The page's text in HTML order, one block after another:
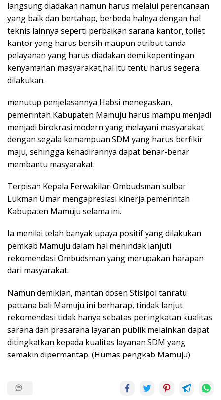
langsung diadakan namun harus melalui perencanaan
yang baik dan bertahap, berbeda halnya dengan hal
teknis lainnya seperti perbaikan sarana kantor, toilet
kantor yang harus bersih maupun atribut tanda
pelayanan yang harus diadakan demi kepentingan
kenyamanan masyarakat,hal itu tentu harus segera
dilakukan.
menutup penjelasannya Habsi menegaskan,
pemerintah Kabupaten Mamuju harus mampu menjadi
menjadi birokrasi modern yang melayani masyarakat
dengan segala kemampuan SDM yang harus berfikir
maju, sehingga kehadirannya dapat benar-benar
membantu masyarakat.
Terpisah Kepala Perwakilan Ombudsman sulbar
Lukman Umar mengapresiasi kinerja pemerintah
Kabupaten Mamuju selama ini.
Ia menilai telah banyak upaya positif yang dilakukan
pemkab Mamuju dalam hal menindak lanjuti
rekomendasi Ombudsman yang merupakan harapan
dari masyarakat.
Namun demikian, mantan dosen Stisipol tanratu
pattana bali Mamuju ini berharap, tindak lanjut
rekomendasi tidak hanya sebatas peningkatan kualitas
sarana dan prasarana layanan publik melainkan dapat
ditingkatkan kepada kualitas layanan SDM yang
semakin dipermantap. (Humas pengkab Mamuju)